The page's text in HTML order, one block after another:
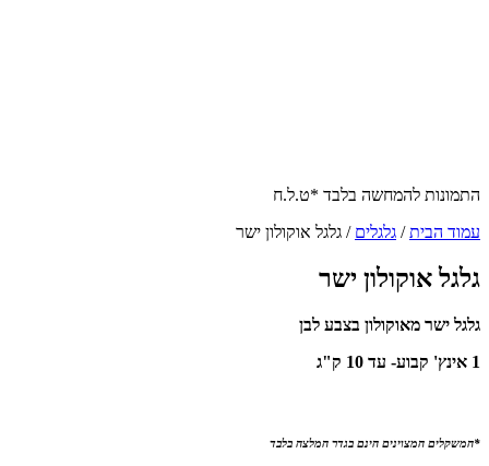
התמונות להמחשה בלבד *ט.ל.ח
עמוד הבית/ גלגלים / גלגל אוקולון ישר
גלגל אוקולון ישר
גלגל ישר מאוקולון בצבע לבן
1 אינץ' קבוע- עד 10 ק"ג
*המשקלים המצוינים הינם בגדר המלצה בלבד